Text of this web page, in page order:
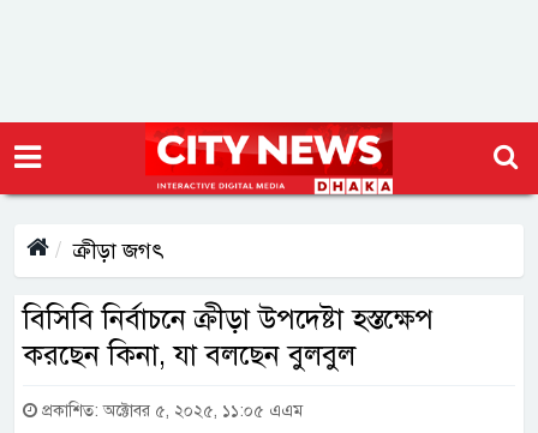
ক্রীড়া জগৎ
বিসিবি নির্বাচনে ক্রীড়া উপদেষ্টা হস্তক্ষেপ
করছেন কিনা, যা বলছেন বুলবুল
প্রকাশিত: অক্টোবর ৫, ২০২৫, ১১:০৫ এএম